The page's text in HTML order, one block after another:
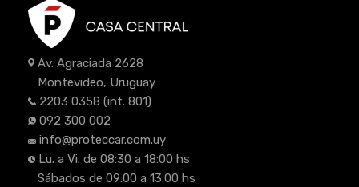
Av. Agraciada 2628
Montevideo, Uruguay
2203 0358 (int. 801)
092 300 002
info@proteccar.com.uy
Lu. a Vi. de 08:30 a 18:00 hs
Sábados de 09:00 a 13:00 hs